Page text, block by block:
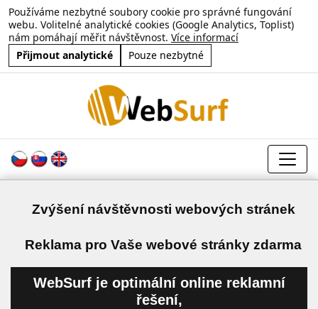
Používáme nezbytné soubory cookie pro správné fungování
webu. Volitelné analytické cookies (Google Analytics, Toplist)
nám pomáhají měřit návštěvnost. Více informací
Přijmout analytické
Pouze nezbytné
Zvýšení návštěvnosti webových stránek
Reklama pro Vaše webové stránky zdarma
WebSurf je optimální online reklamní
řešení,